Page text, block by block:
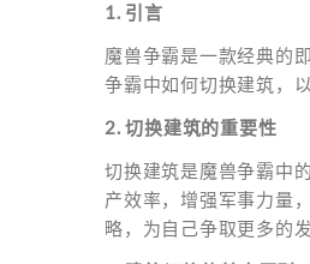
1. 引言
魔兽争霸是一款经典的
争霸中如何切换建筑，
2. 切换建筑的重要性
切换建筑是魔兽争霸中
产效率，增强军事力量
略，为自己争取更多的